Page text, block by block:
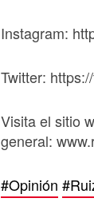
Instagram:
Twitter:
Visita el sitio
general:
#Opinión